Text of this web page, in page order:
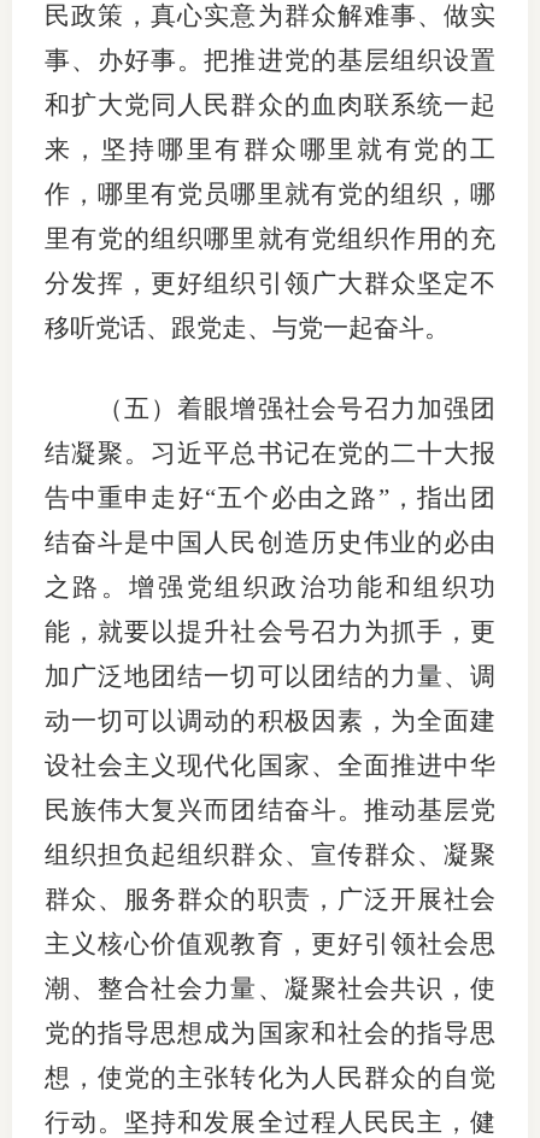
民政策，真心实意为群众解难事、做实
事、办好事。把推进党的基层组织设置
和扩大党同人民群众的血肉联系统一起
来，坚持哪里有群众哪里就有党的工
作，哪里有党员哪里就有党的组织，哪
里有党的组织哪里就有党组织作用的充
分发挥，更好组织引领广大群众坚定不
移听党话、跟党走、与党一起奋斗。
（五）着眼增强社会号召力加强团
结凝聚。习近平总书记在党的二十大报
告中重申走好“五个必由之路”，指出团
结奋斗是中国人民创造历史伟业的必由
之路。增强党组织政治功能和组织功
能，就要以提升社会号召力为抓手，更
加广泛地团结一切可以团结的力量、调
动一切可以调动的积极因素，为全面建
设社会主义现代化国家、全面推进中华
民族伟大复兴而团结奋斗。推动基层党
组织担负起组织群众、宣传群众、凝聚
群众、服务群众的职责，广泛开展社会
主义核心价值观教育，更好引领社会思
潮、整合社会力量、凝聚社会共识，使
党的指导思想成为国家和社会的指导思
想，使党的主张转化为人民群众的自觉
行动。坚持和发展全过程人民民主，健